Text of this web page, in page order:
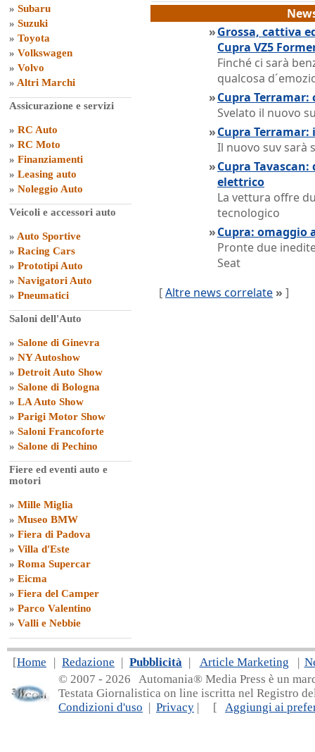
» Subaru
» Suzuki
» Toyota
» Volkswagen
» Volvo
» Altri Marchi
Assicurazione e servizi
» RC Auto
» RC Moto
» Finanziamenti
» Leasing auto
» Noleggio Auto
Veicoli e accessori auto
» Auto Sportive
» Racing Cars
» Prototipi Auto
» Navigatori Auto
» Pneumatici
Saloni dell'Auto
» Salone di Ginevra
» NY Autoshow
» Detroit Auto Show
» Salone di Bologna
» LA Auto Show
» Parigi Motor Show
» Saloni Francoforte
» Salone di Pechino
Fiere ed eventi auto e
motori
» Mille Miglia
» Museo BMW
» Fiera di Padova
» Villa d'Este
» Roma Supercar
» Eicma
» Fiera del Camper
» Parco Valentino
» Valli e Nebbie
»Grossa, cattiva
Cupra VZ5
Finché ci sarà
qualcosa
»Cupra
Svelato il nuovo
»Cupra
Il nuovo suv sarà
»Cupra
elettrico
La vettura offre
tecnologico
»Cupra: omaggio
Pronte due
Seat
[Altre news correlate » ]
[Home | Redazione | Pubblicità | Article Marketing |
© 2007 - 2026 Automania® Media Press è un
Testata Giornalistica on line iscritta nel Registro
Condizioni d'uso | Privacy | [ Aggiungi ai